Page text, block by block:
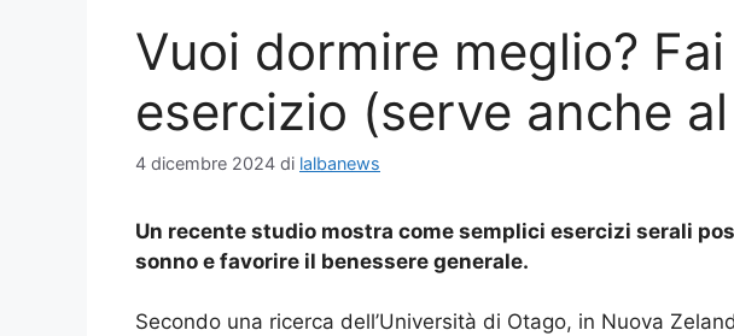
Vuoi dormire meglio?
esercizio (serve anche
4 dicembre 2024 di lalbanews
Un recente studio mostra come semplici esercizi serali
sonno e favorire il benessere generale.
Secondo una ricerca dell’Università di Otago, in Nuova